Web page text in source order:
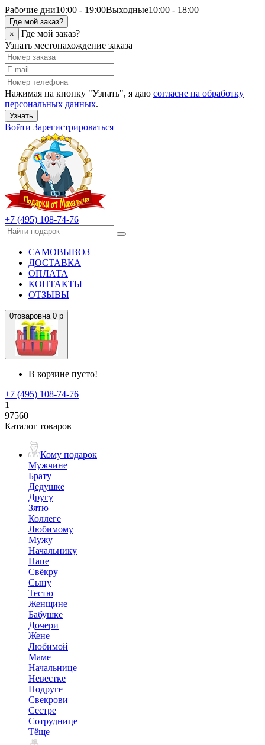
Рабочие дни10:00 - 19:00Выходные10:00 - 18:00
Где мой заказ?
×
Где мой заказ?
Узнать местонахождение заказа
Нажимая на кнопку "Узнать", я даю согласие на обработку
персональных данных.
Узнать
Войти Зарегистрироваться
+7 (495) 108-74-76
САМОВЫВОЗ
ДОСТАВКА
ОПЛАТА
КОНТАКТЫ
ОТЗЫВЫ
0товаровна 0 р
В корзине пусто!
+7 (495) 108-74-76
1
97560
Каталог товаров
Кому подарок
Мужчине
Брату
Дедушке
Другу
Зятю
Коллеге
Любимому
Мужу
Начальнику
Папе
Свёкру
Сыну
Тестю
Женщине
Бабушке
Дочери
Жене
Любимой
Маме
Начальнице
Невестке
Подруге
Свекрови
Сестре
Сотруднице
Тёще